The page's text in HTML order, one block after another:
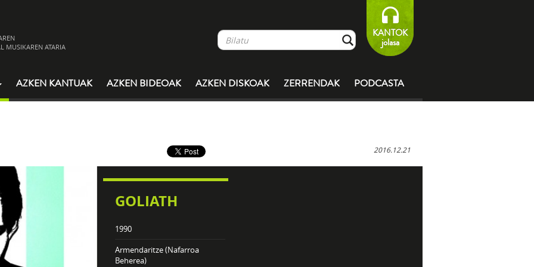
MUSIKAREN ATARIA
KANTOK
jolasa
AZKEN KANTUAK AZKEN BIDEOAK AZKEN DISKOAK ZERRENDAK PODCASTA
2016.12.21
GOLIATH
1990
Armendaritze (Nafarroa
Beherea)